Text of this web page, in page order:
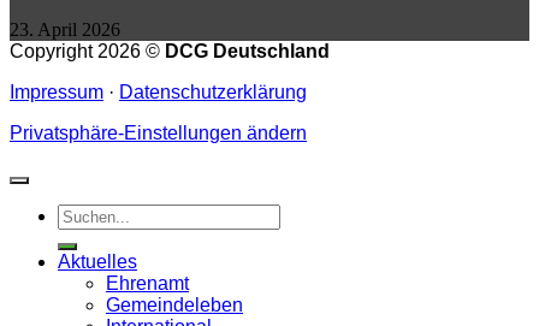
23. April 2026
Copyright 2026 © DCG Deutschland
Impressum · Datenschutzerklärung
Privatsphäre-Einstellungen ändern
Aktuelles
Ehrenamt
Gemeindeleben